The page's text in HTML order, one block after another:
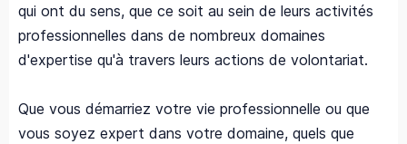
qui ont du sens, que ce soit au sein de leurs activités
professionnelles dans de nombreux domaines
d'expertise qu'à travers leurs actions de volontariat.
Que vous démarriez votre vie professionnelle ou que
vous soyez expert dans votre domaine, quels que